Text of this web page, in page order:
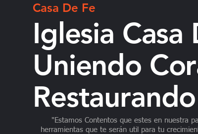
Casa De Fe
Iglesia Casa
Uniendo
"Estamos Contentos que estes en nuestra
herramientas que te serán util para tu